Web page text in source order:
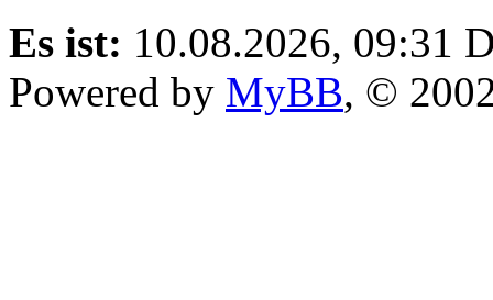
Es ist: 10.08.2026, 09:31
Powered by MyBB, ©